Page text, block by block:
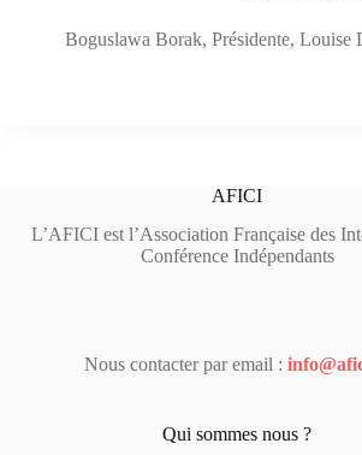
Boguslawa Borak, Présidente, Louise
AFICI
L’AFICI est l’Association Française des
Conférence Indépendants
Nous contacter par email :
Qui sommes nous ?